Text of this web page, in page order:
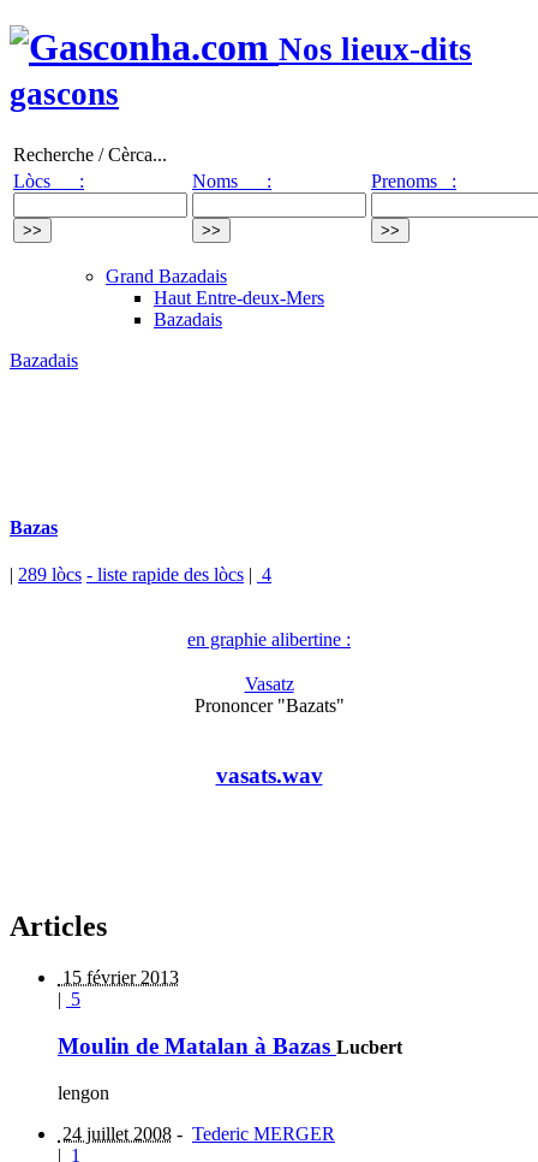
Nos lieux-dits
gascons
Recherche / Cèrca...
Lòcs :
Noms : Prenoms :
Grand Bazadais
Haut Entre-deux-Mers
Bazadais
Bazadais
Bazas
| 289 lòcs - liste rapide des lòcs | 4
en graphie alibertine :
Vasatz
Prononcer "Bazats"
vasats.wav
Articles
15 février 2013
| 5
Moulin de Matalan à Bazas Lucbert
lengon
24 juillet 2008 - Tederic MERGER
| 1